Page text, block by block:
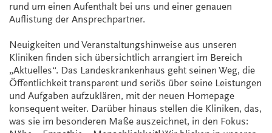
rund um einen Aufenthalt bei uns und einer genauen
Auflistung der Ansprechpartner.
Neuigkeiten und Veranstaltungshinweise aus unseren
Kliniken finden sich übersichtlich arrangiert im Bereich
„Aktuelles“. Das Landeskrankenhaus geht seinen Weg, die
Öffentlichkeit transparent und seriös über seine Leistungen
und Aufgaben aufzuklären, mit der neuen Homepage
konsequent weiter. Darüber hinaus stellen die Kliniken, das,
was sie im besonderen Maße auszeichnet, in den Fokus: